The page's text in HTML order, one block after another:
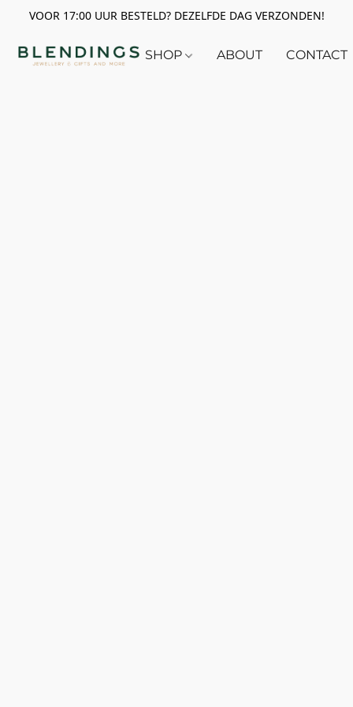
VOOR 17:00 UUR BESTELD? DEZELFDE DAG VERZONDEN!
SHOP ABOUT CONTACT